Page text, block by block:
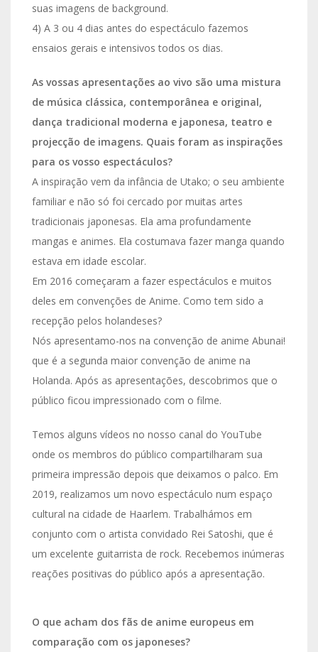
suas imagens de background.
4) A 3 ou 4 dias antes do espectáculo fazemos
ensaios gerais e intensivos todos os dias.
As vossas apresentações ao vivo são uma mistura
de música clássica, contemporânea e original,
dança tradicional moderna e japonesa, teatro e
projecção de imagens. Quais foram as inspirações
para os vosso espectáculos?
A inspiração vem da infância de Utako; o seu ambiente
familiar e não só foi cercado por muitas artes
tradicionais japonesas. Ela ama profundamente
mangas e animes. Ela costumava fazer manga quando
estava em idade escolar.
Em 2016 começaram a fazer espectáculos e muitos
deles em convenções de Anime. Como tem sido a
recepção pelos holandeses?
Nós apresentamo-nos na convenção de anime Abunai!
que é a segunda maior convenção de anime na
Holanda. Após as apresentações, descobrimos que o
público ficou impressionado com o filme.
Temos alguns vídeos no nosso canal do YouTube
onde os membros do público compartilharam sua
primeira impressão depois que deixamos o palco. Em
2019, realizamos um novo espectáculo num espaço
cultural na cidade de Haarlem. Trabalhámos em
conjunto com o artista convidado Rei Satoshi, que é
um excelente guitarrista de rock. Recebemos inúmeras
reações positivas do público após a apresentação.
O que acham dos fãs de anime europeus em
comparação com os japoneses?